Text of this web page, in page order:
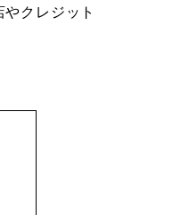
クレジット